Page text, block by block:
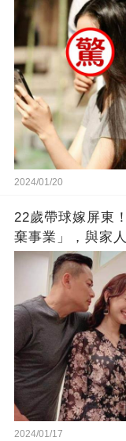
2024/01/20
22歲帶球嫁屏東
棄事業」，與家
思」：只有過一次
2024/01/17